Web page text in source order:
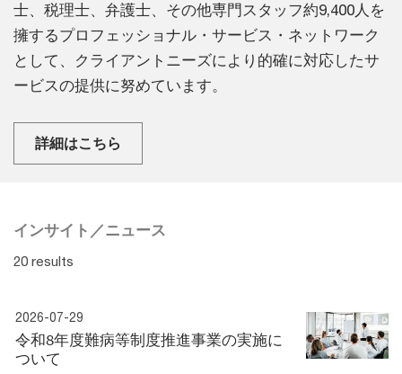
士、税理士、弁護士、その他専門スタッフ約9,400人を
擁するプロフェッショナル・サービス・ネットワーク
として、クライアントニーズにより的確に対応したサ
ービスの提供に努めています。
詳細はこちら
インサイト／ニュース
20 results
2026-07-29
令和8年度難病等制度推進事業の実施に
ついて